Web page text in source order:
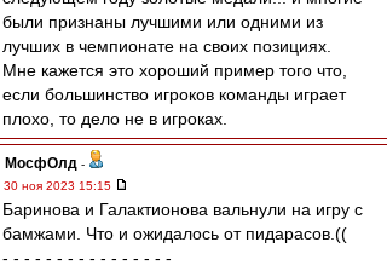
были признаны лучшими или одними из
лучших в чемпионате на своих позициях.
Мне кажется это хороший пример того что,
если большинство игроков команды играет
плохо, то дело не в игроках.
МосфОлд -
30 ноя 2023 15:15
Баринова и Галактионова вальнули на игру с
бамжами. Что и ожидалось от пидарасов.((
- - - - - - - - - - - - - - - -